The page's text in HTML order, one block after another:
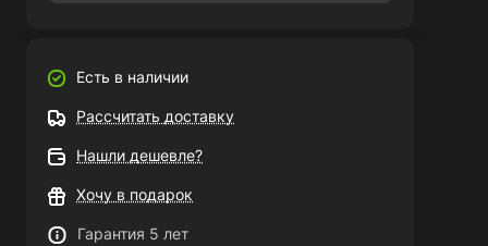
Есть в наличии
Рассчитать доставку
Нашли дешевле?
Хочу в подарок
Гарантия 5 лет